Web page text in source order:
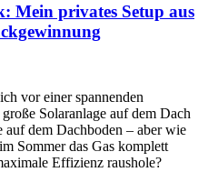
Mein privates Setup aus
vor einer spannenden
Solaranlage auf dem Dach
auf dem Dachboden – aber wie
Sommer das Gas komplett
Effizienz raushole?